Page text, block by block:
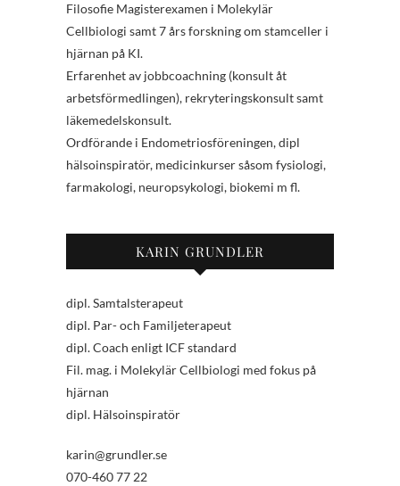
Filosofie Magisterexamen i Molekylär
Cellbiologi samt 7 års forskning om stamceller i
hjärnan på KI.
Erfarenhet av jobbcoachning (konsult åt
arbetsförmedlingen), rekryteringskonsult samt
läkemedelskonsult.
Ordförande i Endometriosföreningen, dipl
hälsoinspiratör, medicinkurser såsom fysiologi,
farmakologi, neuropsykologi, biokemi m fl.
KARIN GRUNDLER
dipl. Samtalsterapeut
dipl. Par- och Familjeterapeut
dipl. Coach enligt ICF standard
Fil. mag. i Molekylär Cellbiologi med fokus på
hjärnan
dipl. Hälsoinspiratör
karin@grundler.se
070-460 77 22